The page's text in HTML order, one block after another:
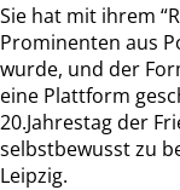
Sie hat mit ihrem
Prominenten aus
wurde, und der
eine Plattform
20.Jahrestag der
selbstbewusst zu
Leipzig.